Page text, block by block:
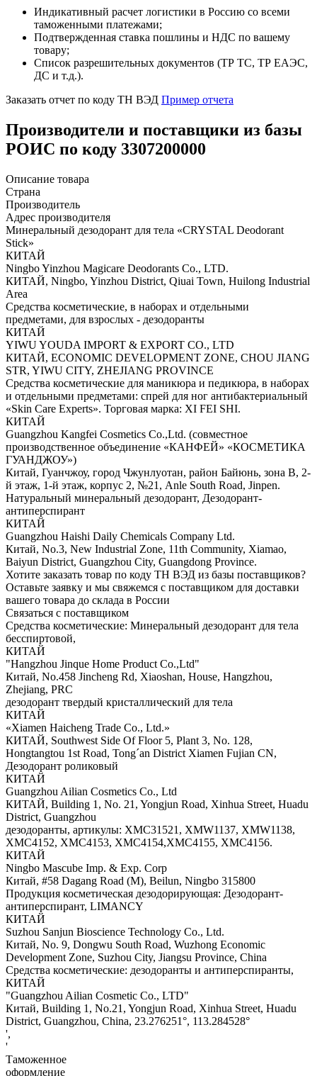
Индикативный расчет логистики в Россию со всеми
таможенными платежами;
Подтвержденная ставка пошлины и НДС по вашему
товару;
Список разрешительных документов (ТР ТС, ТР ЕАЭС,
ДС и т.д.).
Заказать отчет по коду ТН ВЭД Пример отчета
Производители и поставщики из базы
РОИС по коду 3307200000
Описание товара
Страна
Производитель
Адрес производителя
Минеральный дезодорант для тела «CRYSTAL Deodorant
Stick»
КИТАЙ
Ningbo Yinzhou Magicare Deodorants Co., LTD.
КИТАЙ, Ningbo, Yinzhou District, Qiuai Town, Huilong Industrial
Area
Средства косметические, в наборах и отдельными
предметами, для взрослых - дезодоранты
КИТАЙ
YIWU YOUDA IMPORT & EXPORT CO., LTD
КИТАЙ, ECONOMIC DEVELOPMENT ZONE, CHOU JIANG
STR, YIWU CITY, ZHEJIANG PROVINCE
Средства косметические для маникюра и педикюра, в наборах
и отдельными предметами: спрей для ног антибактериальный
«Skin Care Experts». Торговая марка: XI FEI SHI.
КИТАЙ
Guangzhou Kangfei Cosmetics Co.,Ltd. (совместное
производственное объединение «КАНФЕЙ» «КОСМЕТИКА
ГУАНДЖОУ»)
Китай, Гуанчжоу, город Чжунлуотан, район Байюнь, зона В, 2-
й этаж, 1-й этаж, корпус 2, №21, Anle South Road, Jinpen.
Натуральный минеральный дезодорант, Дезодорант-
антиперспирант
КИТАЙ
Guangzhou Haishi Daily Chemicals Company Ltd.
Китай, No.3, New Industrial Zone, 11th Community, Xiamao,
Baiyun District, Guangzhou City, Guangdong Province.
Хотите заказать товар по коду ТН ВЭД из базы поставщиков?
Оставьте заявку и мы свяжемся с поставщиком для доставки
вашего товара до склада в России
Связаться с поставщиком
Средства косметические: Минеральный дезодорант для тела
бесспиртовой,
КИТАЙ
"Hangzhou Jinque Home Product Co.,Ltd"
Китай, No.458 Jincheng Rd, Xiaoshan, House, Hangzhou,
Zhejiang, PRC
дезодорант твердый кристаллический для тела
КИТАЙ
«Xiamen Haicheng Trade Co., Ltd.»
КИТАЙ, Southwest Side Of Floor 5, Plant 3, No. 128,
Hongtangtou 1st Road, Tong´an District Xiamen Fujian CN,
Дезодорант роликовый
КИТАЙ
Guangzhou Ailian Cosmetics Co., Ltd
КИТАЙ, Building 1, No. 21, Yongjun Road, Xinhua Street, Huadu
District, Guangzhou
дезодоранты, артикулы: XMC31521, XMW1137, XMW1138,
XMC4152, XMC4153, XMC4154,XMC4155, XMC4156.
КИТАЙ
Ningbo Mascube Imp. & Exp. Corp
Китай, #58 Dagang Road (M), Beilun, Ningbo 315800
Продукция косметическая дезодорирующая: Дезодорант-
антиперспирант, LIMANCY
КИТАЙ
Suzhou Sanjun Bioscience Technology Co., Ltd.
Китай, No. 9, Dongwu South Road, Wuzhong Economic
Development Zone, Suzhou City, Jiangsu Province, China
Средства косметические: дезодоранты и антиперспиранты,
КИТАЙ
"Guangzhou Ailian Cosmetic Co., LTD"
Китай, Building 1, No.21, Yongjun Road, Xinhua Street, Huadu
District, Guangzhou, China, 23.276251°, 113.284528°
',
'
Таможенное
оформление